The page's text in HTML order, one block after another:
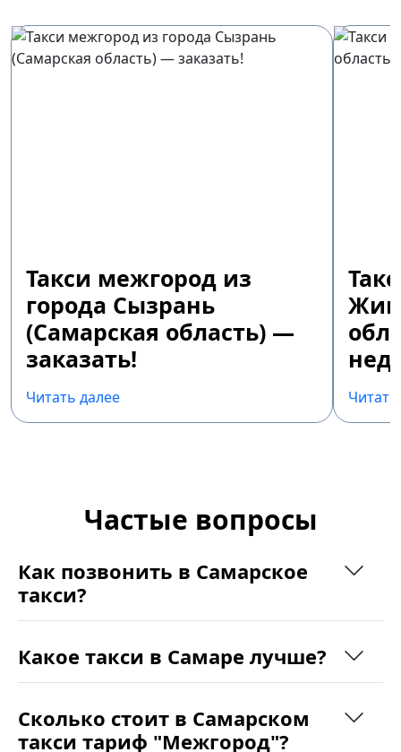
Такси межгород из
города Сызрань
(Самарская область) —
заказать!
Читать далее
Частые вопросы
Как позвонить в Самарское
такси?
Какое такси в Самаре лучше?
Сколько стоит в Самарском
такси тариф "Межгород"?